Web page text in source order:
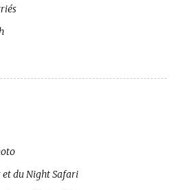
et du Night Safari